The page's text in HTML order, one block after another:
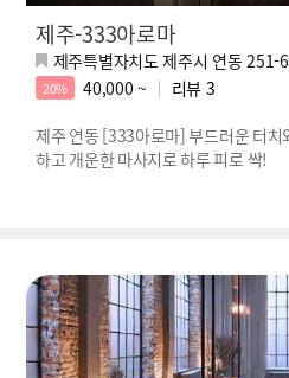
제주-333아로마
제주특별자치도 제주시 연동 251-
20% 40,000 ~ 리뷰 3
제주 연동 [333아로마] 부드러운 터치
하고 개운한 마사지로 하루 피로 싹!